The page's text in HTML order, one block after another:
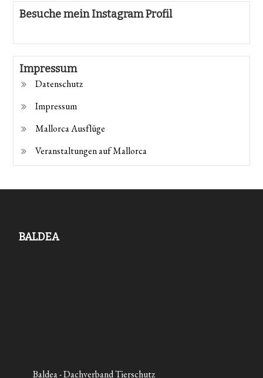
Besuche mein Instagram Profil
Impressum
Datenschutz
Impressum
Mallorca Ausflüge
Veranstaltungen auf Mallorca
BALDEA
Baldea - Dachverband Tierschutz